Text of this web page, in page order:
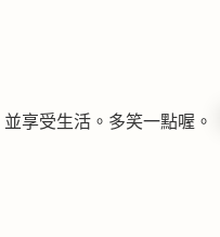
享受生活。多笑一點喔。